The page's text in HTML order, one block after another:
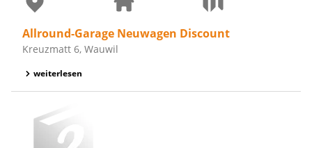
Allround-Garage Neuwagen Discount
Kreuzmatt 6, Wauwil
weiterlesen